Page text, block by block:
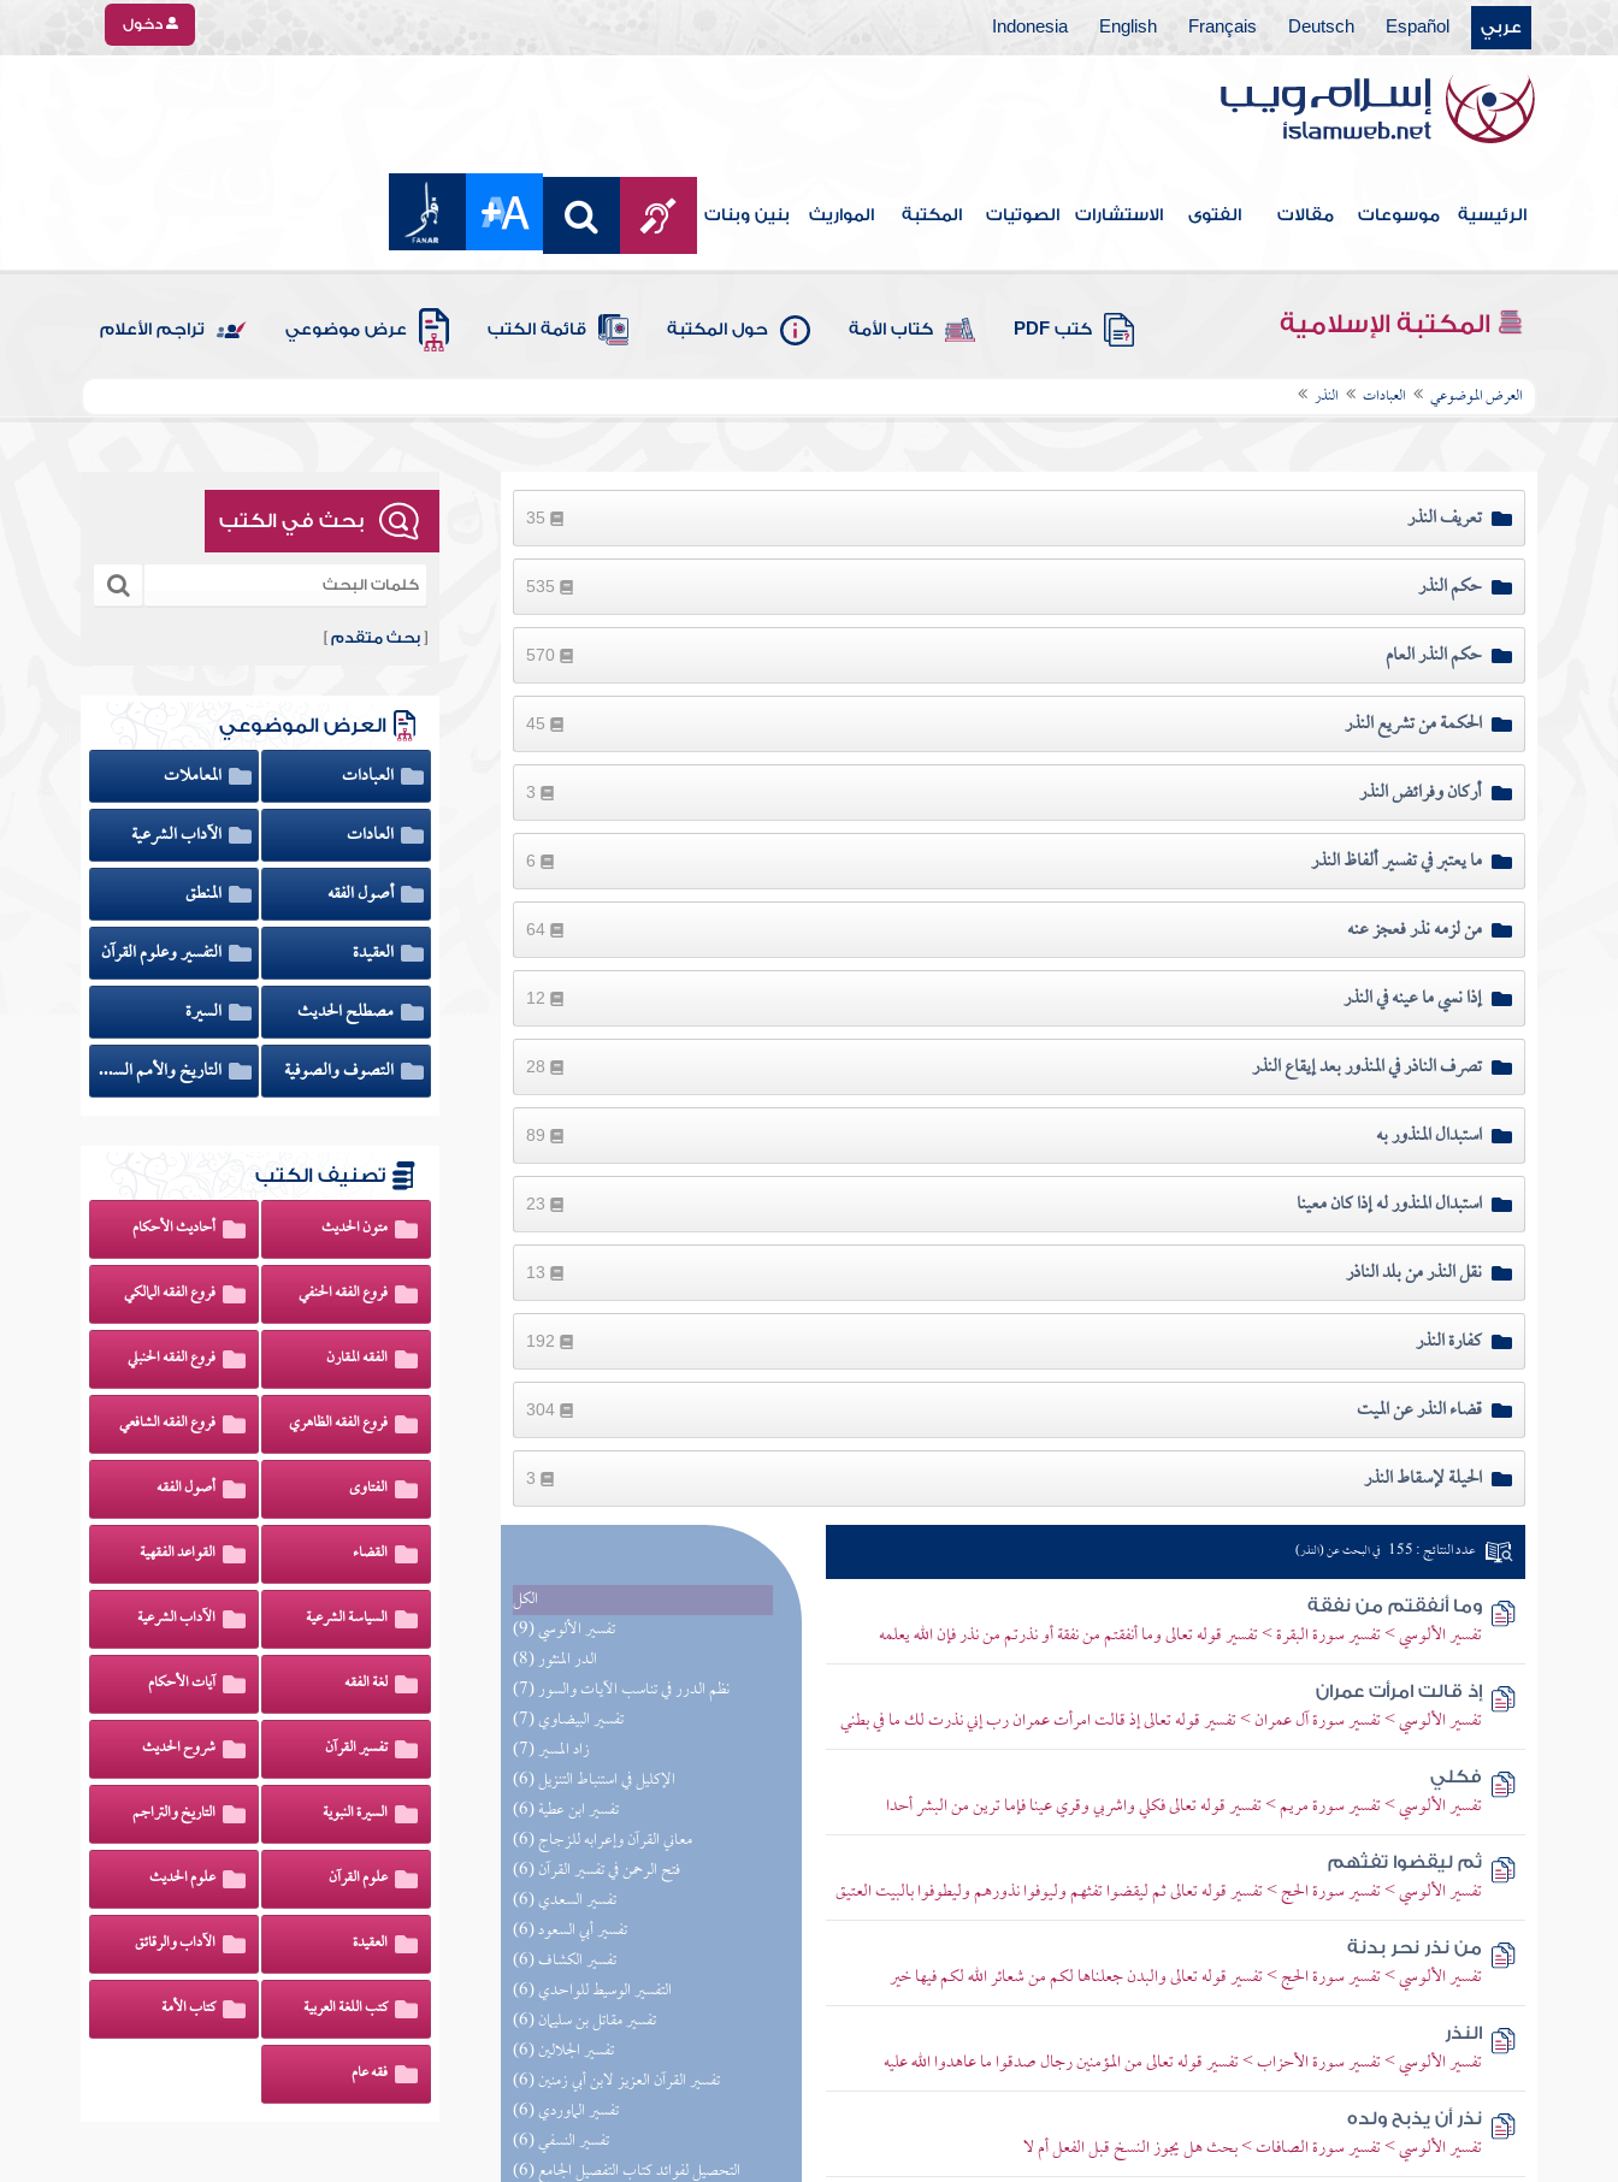
عربي Español
Deutsch
Français
English
Indonesia دخول
الرئيسية موسوعات مقالات الفتوى الاستشارات الصوتيات المكتبة المواريث بنين وبنات
المكتبة الإسلامية كتب PDF كتاب الأمة حول المكتبة قائمة الكتب عرض موضوعي تراجم الأعلام
العرض الموضوعي العبادات النذر
تعريف النذر
حكم النذر
حكم النذر العام
الحكمة من تشريع النذر
أركان وفرائض النذر
ما يعتبر في تفسير ألفاظ النذر
من لزمه نذر فعجز عنه 64
إذا نسي ما عينه في النذر
تصرف الناذر في المنذور بعد إيقاع النذر
استبدال المنذور به
استبدال المنذور له إذا كان معينا
نقل النذر من بلد الناذر
كفارة النذر
قضاء النذر عن الميت 304
الحيلة لإسقاط النذر
الكل
(9) تفسير الألوسي
(8) الدر المنثور
(7) نظم الدرر في تناسب الآيات والسور
(7) تفسير البيضاوي
(7) زاد المسير
(6) الإكليل في استنباط التنزيل
(6) تفسير ابن عطية
(6) معاني القرآن وإعرابه للزجاج
(6) فتح الرحمن في تفسير القرآن
(6) تفسير السعدي
(6) تفسير أبي السعود
(6) تفسير الكشاف
(6) التفسير الوسيط للواحدي
(6) تفسير مقاتل بن سليمان
(6) تفسير الجلالين
(6) تفسير القرآن العزيز لابن أبي زمنين
(6) تفسير الماوردي
(6) تفسير النسفي
(6) التحصيل لفوائد كتاب التفصيل الجامع
عدد النتائج : 155 في البحث عن (النذر)
وما أنفقتم من نفقة
تفسير الألوسي > تفسير سورة البقرة > تفسير قوله تعالى وما أنفقتم من نفقة أو نذرتم من نذر فإن الله يعلمه
إذ قالت امرأت عمران
تفسير الألوسي > تفسير سورة آل عمران > تفسير قوله تعالى إذ قالت امرأت عمران رب إني نذرت لك ما في بطني
فكلي
تفسير الألوسي > تفسير سورة مريم > تفسير قوله تعالى فكلي واشربي وقري عينا فإما ترين من البشر أحدا
ثم ليقضوا تفثهم
تفسير الألوسي > تفسير سورة الحج > تفسير قوله تعالى ثم ليقضوا تفثهم وليوفوا نذورهم وليطوفوا بالبيت العتيق
من نذر نحر بدنة
تفسير الألوسي > تفسير سورة الحج > تفسير قوله تعالى والبدن جعلناها لكم من شعائر الله لكم فيها خير
النذر
تفسير الألوسي > تفسير سورة الأحزاب > تفسير قوله تعالى من المؤمنين رجال صدقوا ما عاهدوا الله عليه
نذر أن يذبح ولده
تفسير الألوسي > تفسير سورة الصافات > بحث هل يجوز النسخ قبل الفعل أم لا
بحث في الكتب
[بحث متقدم ]
العرض الموضوعي
العبادات
المعاملات
العادات
الآداب الشرعية
أصول الفقه
المنطق
العقيدة
التفسير وعلوم القرآن
مصطلح الحديث
السيرة
التصوف والصوفية
التاريخ والأمم السابقة
تصنيف الكتب
متون الحديث أحاديث الأحكام
فروع الفقه الحنفي فروع الفقه المالكي
الفقه المقارن فروع الفقه الحنبلي
فروع الفقه الظاهري فروع الفقه الشافعي
الفتاوى أصول الفقه
القضاء القواعد الفقهية
السياسة الشرعية الآداب الشرعية
لغة الفقه آيات الأحكام
تفسير القرآن شروح الحديث
السيرة النبوية التاريخ والتراجم
علوم القرآن علوم الحديث
العقيدة الآداب والرقائق
كتب اللغة العربية كتاب الأمة
فقه عام